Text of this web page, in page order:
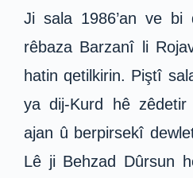
Ji sala 1986’an ve bi
rêbaza Barzanî li
hatin qetilkirin. Piştî
ya dij-Kurd hê
ajan û berpirsekî
Lê ji Behzad Dûrsun